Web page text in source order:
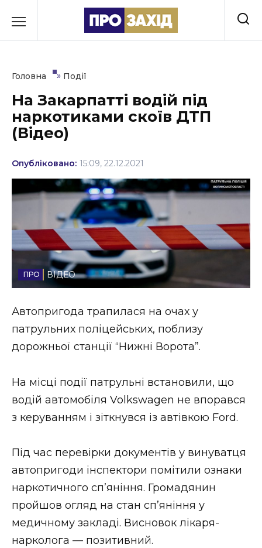
до
Культура
Освіта
Події
Політика
Соціум
Спорт
Стиль життя
Втрачений Ужгород (відеоверсія)
ЗАКАРПАТСЬКІ НОВИНИ
ФОТО
ВІДЕО
Головна » Події
На Закарпатті водій під
наркотиками скоїв ДТП
(Відео)
Опубліковано: 15:09, 22.12.2021
ВІДЕО
Автопригода трапилася на очах у
патрульних поліцейських, поблизу
дорожньої станції “Нижні Ворота”.
На місці події патрульні встановили, що
водій автомобіля Volkswagen не впорався
з керуванням і зіткнувся із автівкою Ford.
Під час перевірки документів у винуватця
автопригоди інспектори помітили ознаки
наркотичного сп’яніння. Громадянин
пройшов огляд на стан сп’яніння у
медичному закладі. Висновок лікаря-
нарколога — позитивний.